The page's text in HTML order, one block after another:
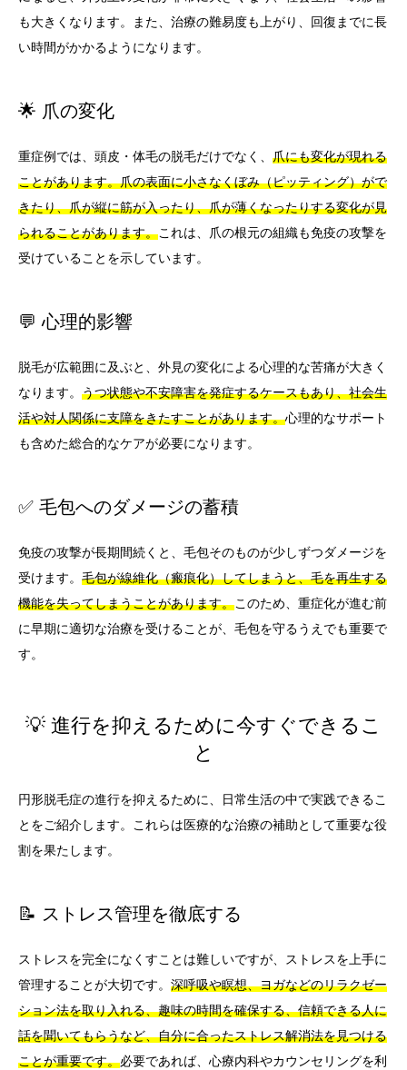
も大きくなります。また、治療の難易度も上がり、回復までに長
い時間がかかるようになります。
🌟 爪の変化
重症例では、頭皮・体毛の脱毛だけでなく、 爪にも変化が現れる
ことがあります。爪の表面に小さなくぼみ（ピッティング）がで
きたり、爪が縦に筋が入ったり、爪が薄くなったりする変化が見
られることがあります。これは、爪の根元の組織も免疫の攻撃を
受けていることを示しています。
💬 心理的影響
脱毛が広範囲に及ぶと、外見の変化による心理的な苦痛が大きく
なります。 うつ状態や不安障害を発症するケースもあり、社会生
活や対人関係に支障をきたすことがあります。心理的なサポート
も含めた総合的なケアが必要になります。
✅ 毛包へのダメージの蓄積
免疫の攻撃が長期間続くと、毛包そのものが少しずつダメージを
受けます。 毛包が線維化（瘢痕化）してしまうと、毛を再生する
機能を失ってしまうことがあります。このため、重症化が進む前
に早期に適切な治療を受けることが、毛包を守るうえでも重要で
す。
💡 進行を抑えるために今すぐできるこ
と
円形脱毛症の進行を抑えるために、日常生活の中で実践できるこ
とをご紹介します。これらは医療的な治療の補助として重要な役
割を果たします。
📝 ストレス管理を徹底する
ストレスを完全になくすことは難しいですが、ストレスを上手に
管理することが大切です。 深呼吸や瞑想、ヨガなどのリラクゼー
ション法を取り入れる、趣味の時間を確保する、信頼できる人に
話を聞いてもらうなど、自分に合ったストレス解消法を見つける
ことが重要です。必要であれば、心療内科やカウンセリングを利